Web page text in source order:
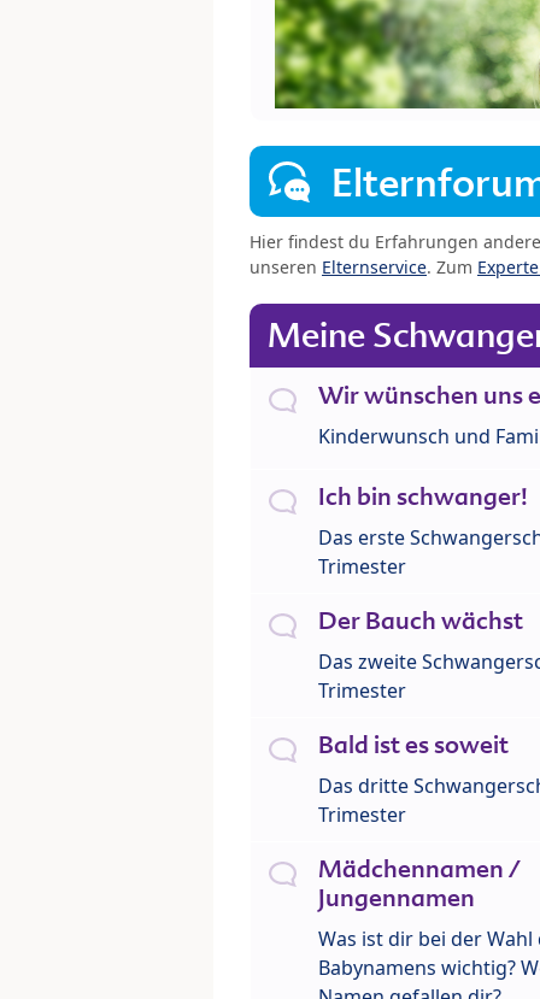
Hier findest du Erfahrungen
unseren Elternservice. Zum
Meine
Wir wünschen uns
Kinderwunsch und
Ich bin schwanger!
Das erste
Trimester
Der Bauch wächst
Das zweite
Trimester
Bald ist es soweit
Das dritte
Trimester
Mädchennamen /
Jungennamen
Was ist dir bei der Wahl
Babynamens wichtig?